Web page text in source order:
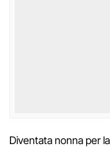
Diventata nonna per